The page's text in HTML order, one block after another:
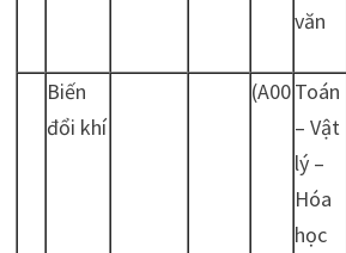
văn
Biến
đổi khí
(A00Toán
– Vật
lý –
Hóa
học